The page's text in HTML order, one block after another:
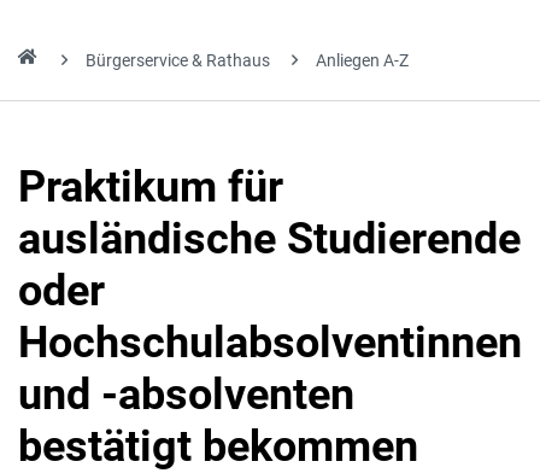
Bürgerservice & Rathaus Anliegen A-Z
Praktikum für
ausländische Studierende
oder
Hochschulabsolventinnen
und -absolventen
bestätigt bekommen